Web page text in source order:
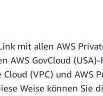
mit allen AWS
AWS GovCloud
(VPC) und AWS
Weise können Sie